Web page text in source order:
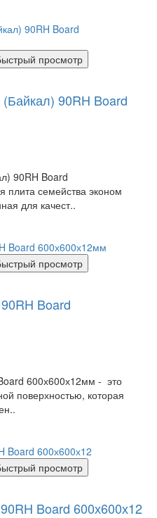
просмотр
90RH Board
90RH Board
плита семейства эконом
для качест..
просмотр
Board
600х600х12мм - это
поверхностью, которая
просмотр
Board 600х600х12